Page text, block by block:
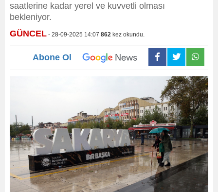
saatlerine kadar yerel ve kuvvetli olması
bekleniyor.
GÜNCEL - 28-09-2025 14:07 862 kez okundu.
Abone Ol